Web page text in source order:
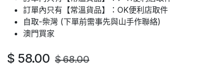
訂單內只有【常溫貨品】：OK便利店取件
自取-柴灣 (下單前需事先與山手作聯絡)
澳門買家
$ 58.00 $68.00